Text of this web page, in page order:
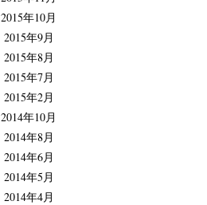
2015年10月
2015年9月
2015年8月
2015年7月
2015年2月
2014年10月
2014年8月
2014年6月
2014年5月
2014年4月